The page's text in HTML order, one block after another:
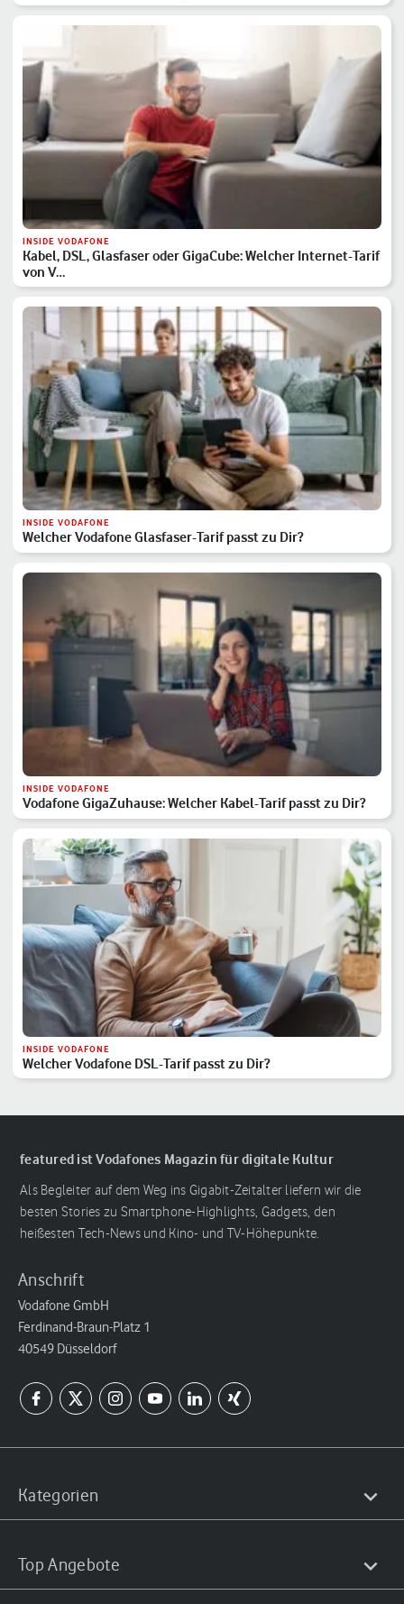
INSIDE VODAFONE
Kabel, DSL, Glasfaser oder GigaCube: Welcher Internet-Tarif
von V…
INSIDE VODAFONE
Welcher Vodafone Glasfaser-Tarif passt zu Dir?
INSIDE VODAFONE
Vodafone GigaZuhause: Welcher Kabel-Tarif passt zu Dir?
INSIDE VODAFONE
Welcher Vodafone DSL-Tarif passt zu Dir?
featured ist Vodafones Magazin für digitale Kultur
Als Begleiter auf dem Weg ins Gigabit-Zeitalter liefern wir die
besten Stories zu Smartphone-Highlights, Gadgets, den
heißesten Tech-News und Kino- und TV-Höhepunkte.
Anschrift
Vodafone GmbH
Ferdinand-Braun-Platz 1
40549 Düsseldorf
Kategorien
Top Angebote